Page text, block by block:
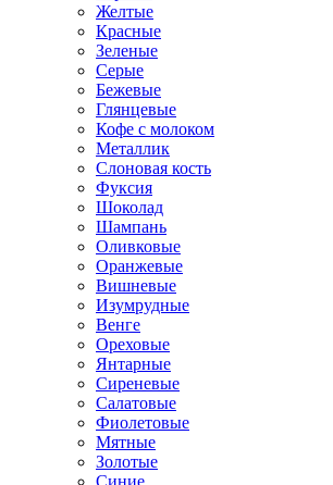
Желтые
Красные
Зеленые
Серые
Бежевые
Глянцевые
Кофе с молоком
Металлик
Слоновая кость
Фуксия
Шоколад
Шампань
Оливковые
Оранжевые
Вишневые
Изумрудные
Венге
Ореховые
Янтарные
Сиреневые
Салатовые
Фиолетовые
Мятные
Золотые
Синие